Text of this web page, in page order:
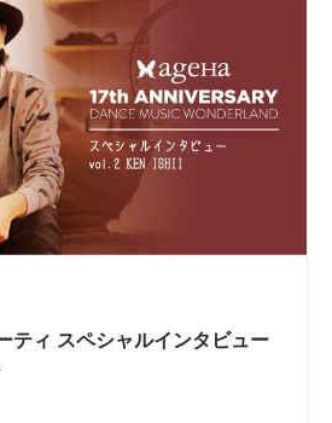
ティ スペシャルインタビュー